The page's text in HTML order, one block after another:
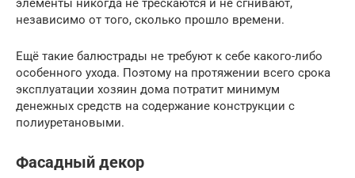
элементы никогда не трескаются и не сгнивают,
независимо от того, сколько прошло времени.
Ещё такие балюстрады не требуют к себе какого-либо
особенного ухода. Поэтому на протяжении всего срока
эксплуатации хозяин дома потратит минимум
денежных средств на содержание конструкции с
полиуретановыми.
Фасадный декор